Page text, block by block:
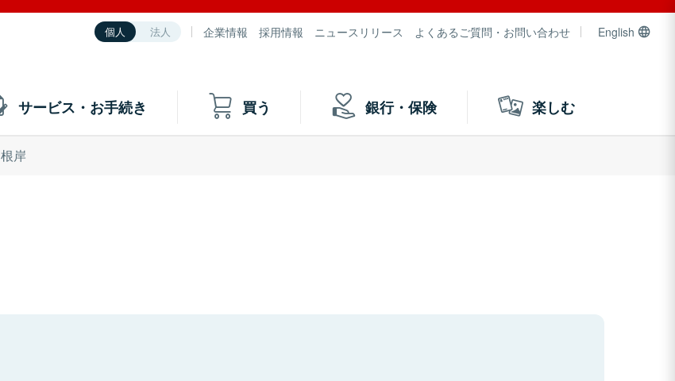
個人 法人 企業情報 採用情報 ニュースリリース よくあるご質問・お問い合わせ English
サービス・お手続き 買う 銀行・保険 楽しむ
根岸